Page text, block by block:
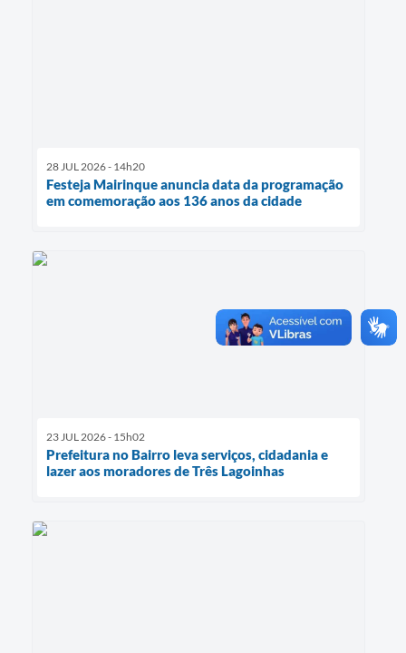
28 JUL 2026 - 14h20
Festeja Mairinque anuncia data da programação
em comemoração aos 136 anos da cidade
23 JUL 2026 - 15h02
Prefeitura no Bairro leva serviços, cidadania e
lazer aos moradores de Três Lagoinhas